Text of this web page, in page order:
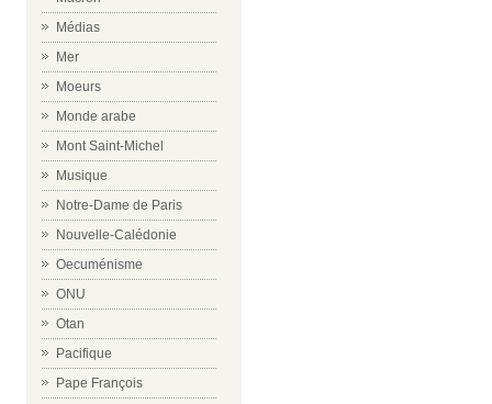
Médias
Mer
Moeurs
Monde arabe
Mont Saint-Michel
Musique
Notre-Dame de Paris
Nouvelle-Calédonie
Oecuménisme
ONU
Otan
Pacifique
Pape François